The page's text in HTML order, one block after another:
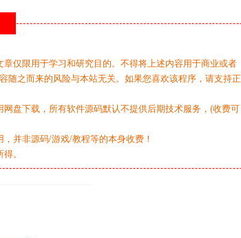
仅限用于学习和研究目的。不得将上述内容用于商业或者
随之而来的风险与本站无关。如果您喜欢该程序，请支持正
盘下载，所有软件源码默认不提供后期技术服务，(收费可
并非源码/游戏/教程等的本身收费！
。